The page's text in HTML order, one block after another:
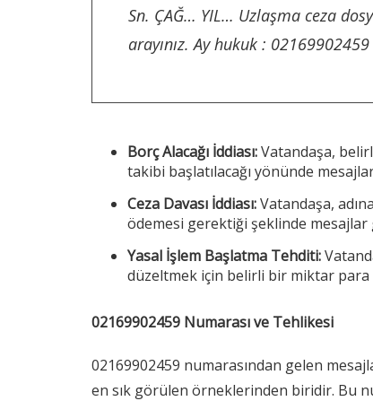
Sn. ÇAĞ… YIL… Uzlaşma ceza
arayınız. Ay hukuk : 02169902459
Borç Alacağı İddiası:Vatandaşa,
takibi başlatılacağı yönünde
Ceza Davası İddiası:Vatandaşa,
ödemesi gerektiği şeklinde
Yasal İşlem Başlatma Tehditi:
düzeltmek için belirli bir miktar
02169902459 Numarası ve Tehlikesi
02169902459 numarasından gelen
en sık görülen örneklerinden biridir. Bu